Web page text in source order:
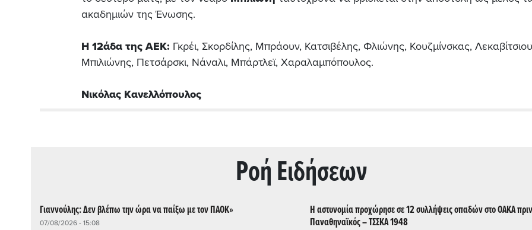
ακαδημιών της Ένωσης.
Η 12άδα της ΑΕΚ: Γκρέι, Σκορδίλης, Μπράουν, Κατσιβέλης, Φλιώνης, Κουζμίνσκας,
Μπιλιώνης, Πετσάρσκι, Νάναλι, Μπάρτλεϊ, Χαραλαμπόπουλος.
Νικόλας Κανελλόπουλος
Ρoή Ειδήσεων
Γιαννούλης: Δεν βλέπω την ώρα να παίξω με τον ΠΑΟΚ»
07/08/2026 - 15:08
Η αστυνομία προχώρησε σε 12 συλλήψεις οπαδών στο ΟΑΚΑ
Παναθηναϊκός – ΤΣΣΚΑ 1948